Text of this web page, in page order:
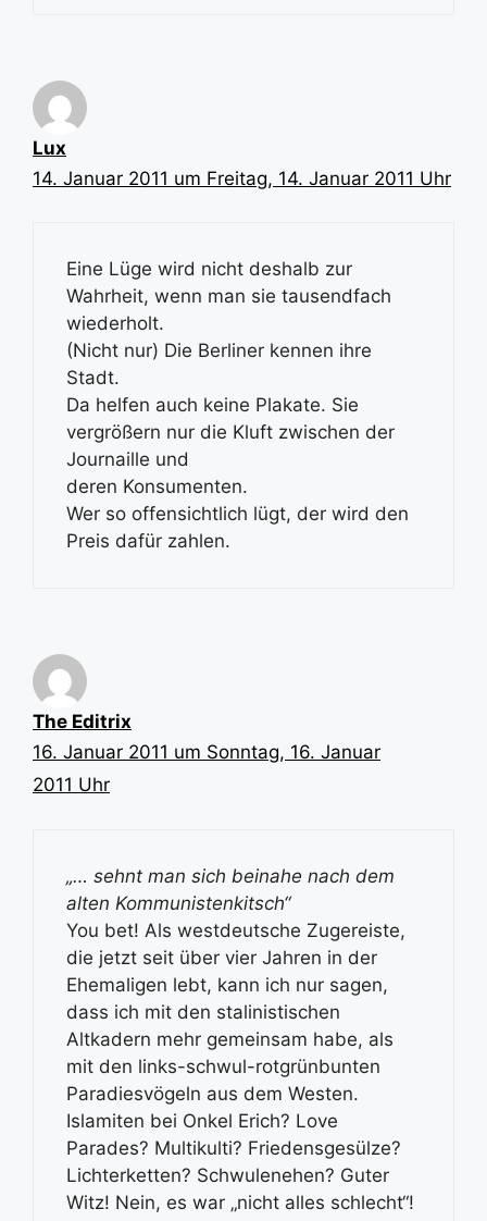
Lux
14. Januar 2011 um Freitag, 14. Januar 2011 Uhr
Eine Lüge wird nicht deshalb zur
Wahrheit, wenn man sie tausendfach
wiederholt.
(Nicht nur) Die Berliner kennen ihre
Stadt.
Da helfen auch keine Plakate. Sie
vergrößern nur die Kluft zwischen der
Journaille und
deren Konsumenten.
Wer so offensichtlich lügt, der wird den
Preis dafür zahlen.
The Editrix
16. Januar 2011 um Sonntag, 16. Januar
2011 Uhr
„… sehnt man sich beinahe nach dem
alten Kommunistenkitsch“
You bet! Als westdeutsche Zugereiste,
die jetzt seit über vier Jahren in der
Ehemaligen lebt, kann ich nur sagen,
dass ich mit den stalinistischen
Altkadern mehr gemeinsam habe, als
mit den links-schwul-rotgrünbunten
Paradiesvögeln aus dem Westen.
Islamiten bei Onkel Erich? Love
Parades? Multikulti? Friedensgesülze?
Lichterketten? Schwulenehen? Guter
Witz! Nein, es war „nicht alles schlecht“!